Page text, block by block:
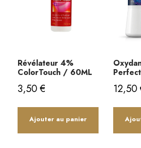
Révélateur 4%
ColorTouch / 60ML
3,50€
Ajouter au panier
12,50